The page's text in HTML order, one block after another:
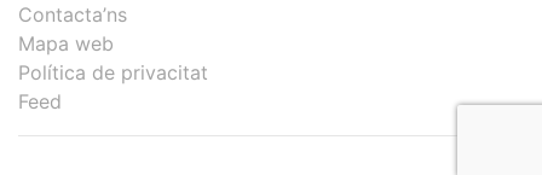
Contacta’ns
Mapa web
Política de privacitat
Feed